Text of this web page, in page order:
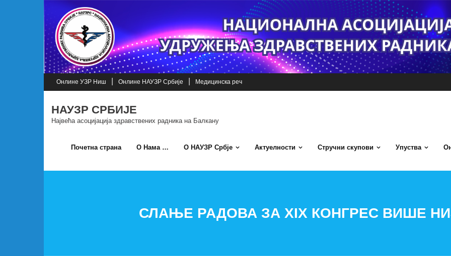
content
Онлине УЗР Ниш Онлине НАУЗР Србије Медицинска реч
НАУЗР СРБИЈЕ
Највећа асоцијација здравствених радника на Балкану
Почетна страна О Нама … О НАУЗР Србје Актуелности Стручни скупови Упуства
СЛАЊЕ РАДОВА ЗА XIX КОНГРЕС ВИШЕ